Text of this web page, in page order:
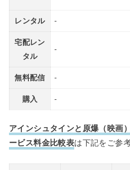
レンタル -
宅配レン
タル
-
無料配信 -
購入 -
アインシュタインと原爆（映画
ービス料金比較表は下記をご参